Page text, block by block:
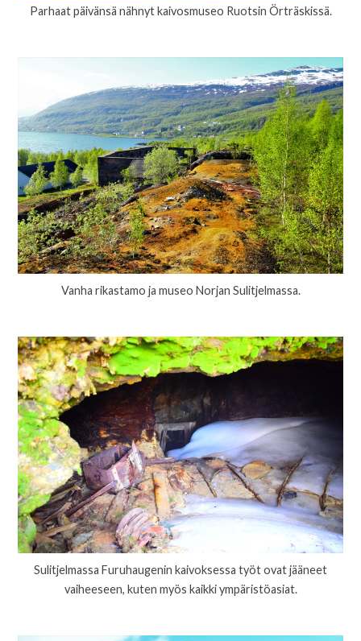
Parhaat päivänsä nähnyt kaivosmuseo Ruotsin Örträskissä.
Vanha rikastamo ja museo Norjan Sulitjelmassa.
Sulitjelmassa Furuhaugenin kaivoksessa työt ovat jääneet
vaiheeseen, kuten myös kaikki ympäristöasiat.